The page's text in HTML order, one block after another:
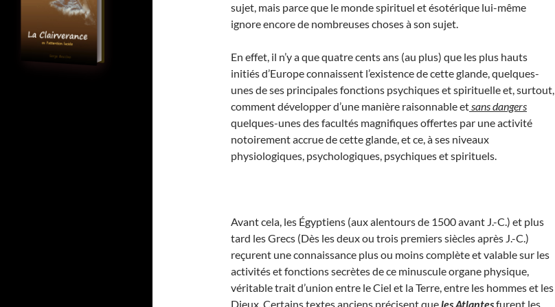
sujet, mais parce que le monde spirituel et ésotérique lui-même
ignore encore de nombreuses choses à son sujet.
En effet, il n’y a que quatre cents ans (au plus) que les plus hauts
initiés d’Europe connaissent l’existence de cette glande, quelques-
unes de ses principales fonctions psychiques et spirituelle et, surtout,
comment développer d’une manière raisonnable etsans dangers
quelques-unes des facultés magnifiques offertes par une activité
notoirement accrue de cette glande, et ce, à ses niveaux
physiologiques, psychologiques, psychiques et spirituels.
Avant cela, les Égyptiens (aux alentours de 1500 avant J.-C.) et plus
tard les Grecs (Dès les deux ou trois premiers siècles après J.-C.)
reçurent une connaissance plus ou moins complète et valable sur les
activités et fonctions secrètes de ce minuscule organe physique,
véritable trait d’union entre le Ciel et la Terre, entre les hommes et les
Dieux. Certains textes anciens précisent queles Atlantesfurent les